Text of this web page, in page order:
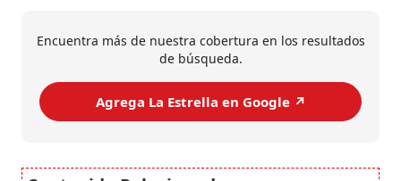
Encuentra más de nuestra cobertura en los resultados
de búsqueda.
Agrega La Estrella en Google ↗️